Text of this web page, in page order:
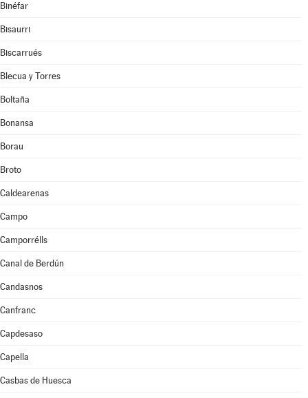
Binéfar
Bisaurri
Biscarrués
Blecua y Torres
Boltaña
Bonansa
Borau
Broto
Caldearenas
Campo
Camporrélls
Canal de Berdún
Candasnos
Canfranc
Capdesaso
Capella
Casbas de Huesca